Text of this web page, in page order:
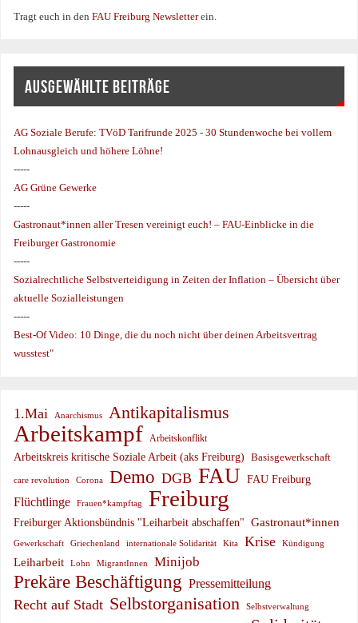
Tragt euch in denFAU Freiburg Newsletterein.
AUSGEWÄHLTE BEITRÄGE
AG Soziale Berufe:TVöD Tarifrunde 2025 - 30 Stundenwoche bei vollem
Lohnausgleich und höhere Löhne!
-----
AG Grüne Gewerke
-----
Gastronaut*innen aller Tresen vereinigt euch! – FAU-Einblicke in die
Freiburger Gastronomie
-----
Sozialrechtliche Selbstverteidigung in Zeiten der Inflation – Übersicht über
aktuelle Sozialleistungen
-----
Best-Of Video: 10 Dinge, die du noch nicht über deinen Arbeitsvertrag
wusstest"
1.Mai Anarchismus Antikapitalismus
Arbeitskampf Arbeitskonflikt
Arbeitskreis kritische Soziale Arbeit (aks Freiburg) Basisgewerkschaft
care revolution Corona Demo DGB FAU FAU Freiburg
Flüchtlinge Frauen*kampftag Freiburg
Freiburger Aktionsbündnis "Leiharbeit abschaffen" Gastronaut*innen
Gewerkschaft Griechenland internationale Solidarität Kita Krise Kündigung
Leiharbeit Lohn MigrantInnen Minijob
Prekäre Beschäftigung Pressemitteilung
Recht auf Stadt Selbstorganisation Selbstverwaltung